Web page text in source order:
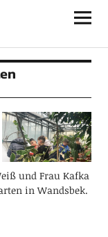
und Frau Kafka
in Wandsbek.